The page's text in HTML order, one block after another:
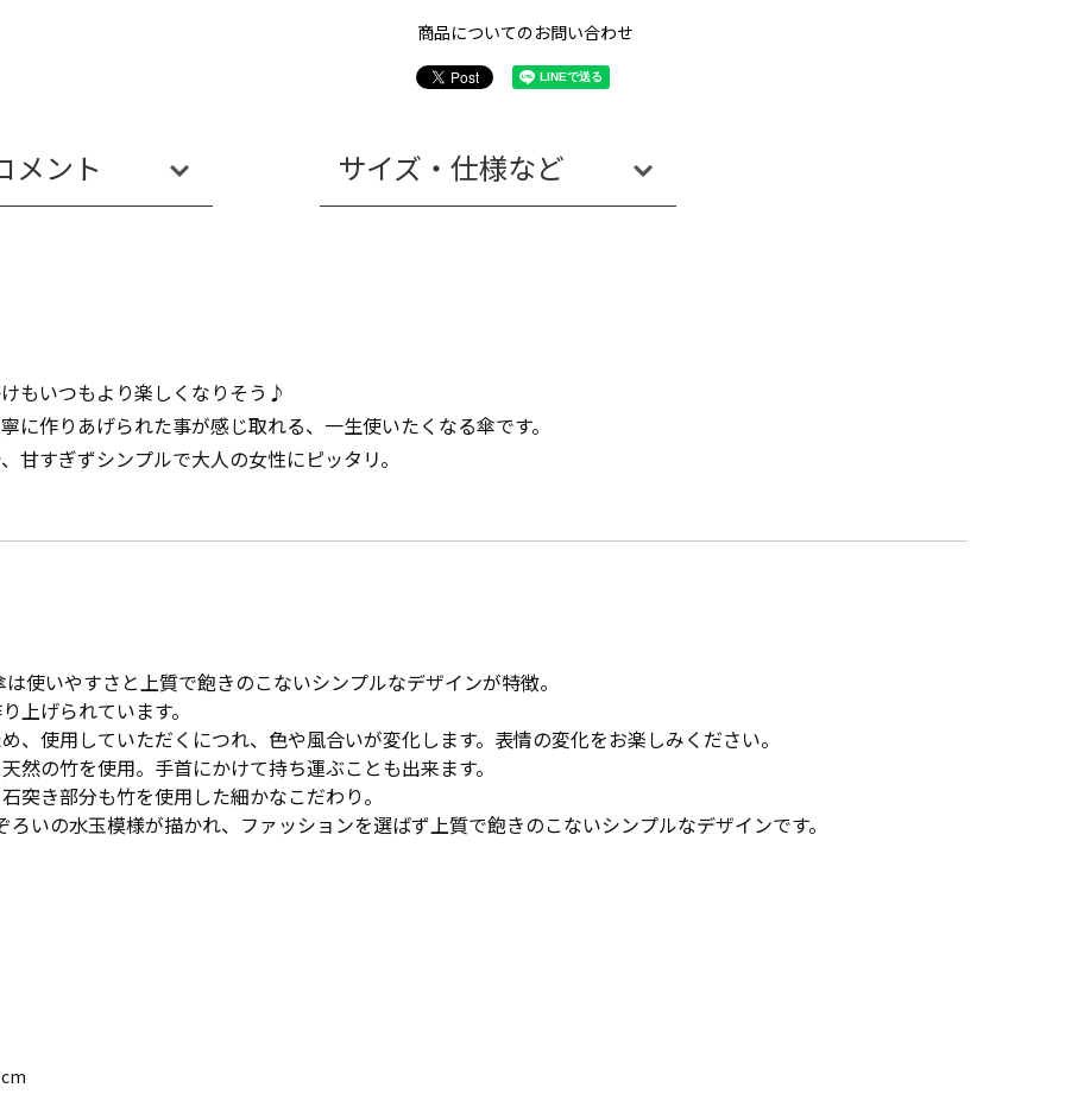
商品についてのお問い合わせ
メント サイズ・仕様など
もいつもより楽しくなりそう♪
作りあげられた事が感じ取れる、一生使いたくなる傘です。
すぎずシンプルで大人の女性にピッタリ。
使いやすさと上質で飽きのこないシンプルなデザインが特徴。
上げられています。
、使用していただくにつれ、色や風合いが変化します。表情の変化をお楽しみください。
の竹を使用。手首にかけて持ち運ぶことも出来ます。
突き部分も竹を使用した細かなこだわり。
いの水玉模様が描かれ、ファッションを選ばず上質で飽きのこないシンプルなデザインです。